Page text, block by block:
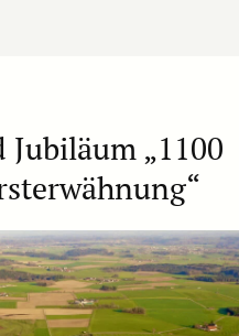
„1100